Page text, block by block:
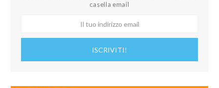
casella email
ISCRIVITI!